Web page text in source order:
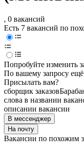
, 0 вакансий
Есть 7 вакансий по
Попробуйте изменить
По вашему запросу ещё
Присылать вам?
сборщик заказов
слова в названии
описании вакансии
В мессенджер
На почту
Вакансии по похожим